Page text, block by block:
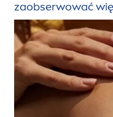
zaobserwować